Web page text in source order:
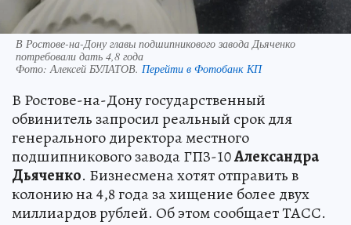
В Ростове-на-Дону главы подшипникового завода Дьяченко
потребовали дать 4,8 года
Фото:Алексей БУЛАТОВ. Перейти в Фотобанк КП
В Ростове-на-Дону государственный
обвинитель запросил реальный срок для
генерального директора местного
подшипникового завода ГПЗ-10Александра
Дьяченко. Бизнесмена хотят отправить в
колонию на 4,8 года за хищение более двух
миллиардов рублей. Об этом сообщает ТАСС.